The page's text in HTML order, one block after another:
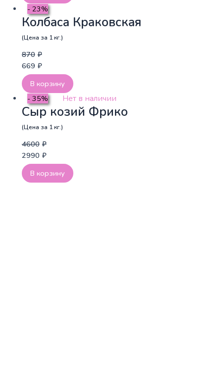
- 23%
Колбаса Краковская
(Цена за 1 кг.)
870 ₽
669 ₽
В корзину
- 35%
Нет в наличии
Сыр козий Фрико
(Цена за 1 кг.)
4600 ₽
2990 ₽
В корзину